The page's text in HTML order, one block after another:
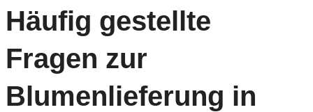
Häufig gestellte
Fragen zur
Blumenlieferung in